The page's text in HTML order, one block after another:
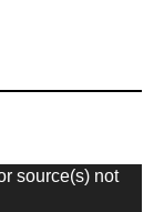
source(s) not